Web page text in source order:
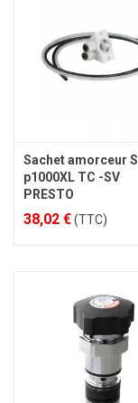
Sachet amorceur S
p1000XL TC -SV
PRESTO
38,02 €(TTC)